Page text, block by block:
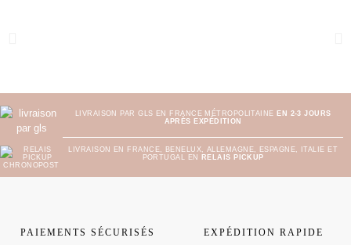
LIVRAISON PAR GLS EN FRANCE MÉTROPOLITAINE EN 2-3 JOURS
APRÈS EXPÉDITION
LIVRAISON EN FRANCE, BENELUX, ALLEMAGNE, ESPAGNE, ITALIE ET
PORTUGAL EN
RELAIS PICKUP
PAIEMENTS SÉCURISÉS EXPÉDITION RAPIDE